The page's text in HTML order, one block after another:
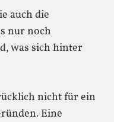
auch die
nur noch
was sich hinter
nicht für ein
Eine